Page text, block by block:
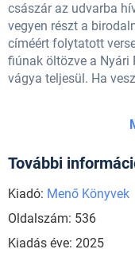
császár az udvarba
vegyen részt a
címéért folytatott
fiúnak öltözve a Nyári
vágya teljesül. Ha
További
Kiadó: Menő Könyvek
Oldalszám: 536
Kiadás éve: 2025